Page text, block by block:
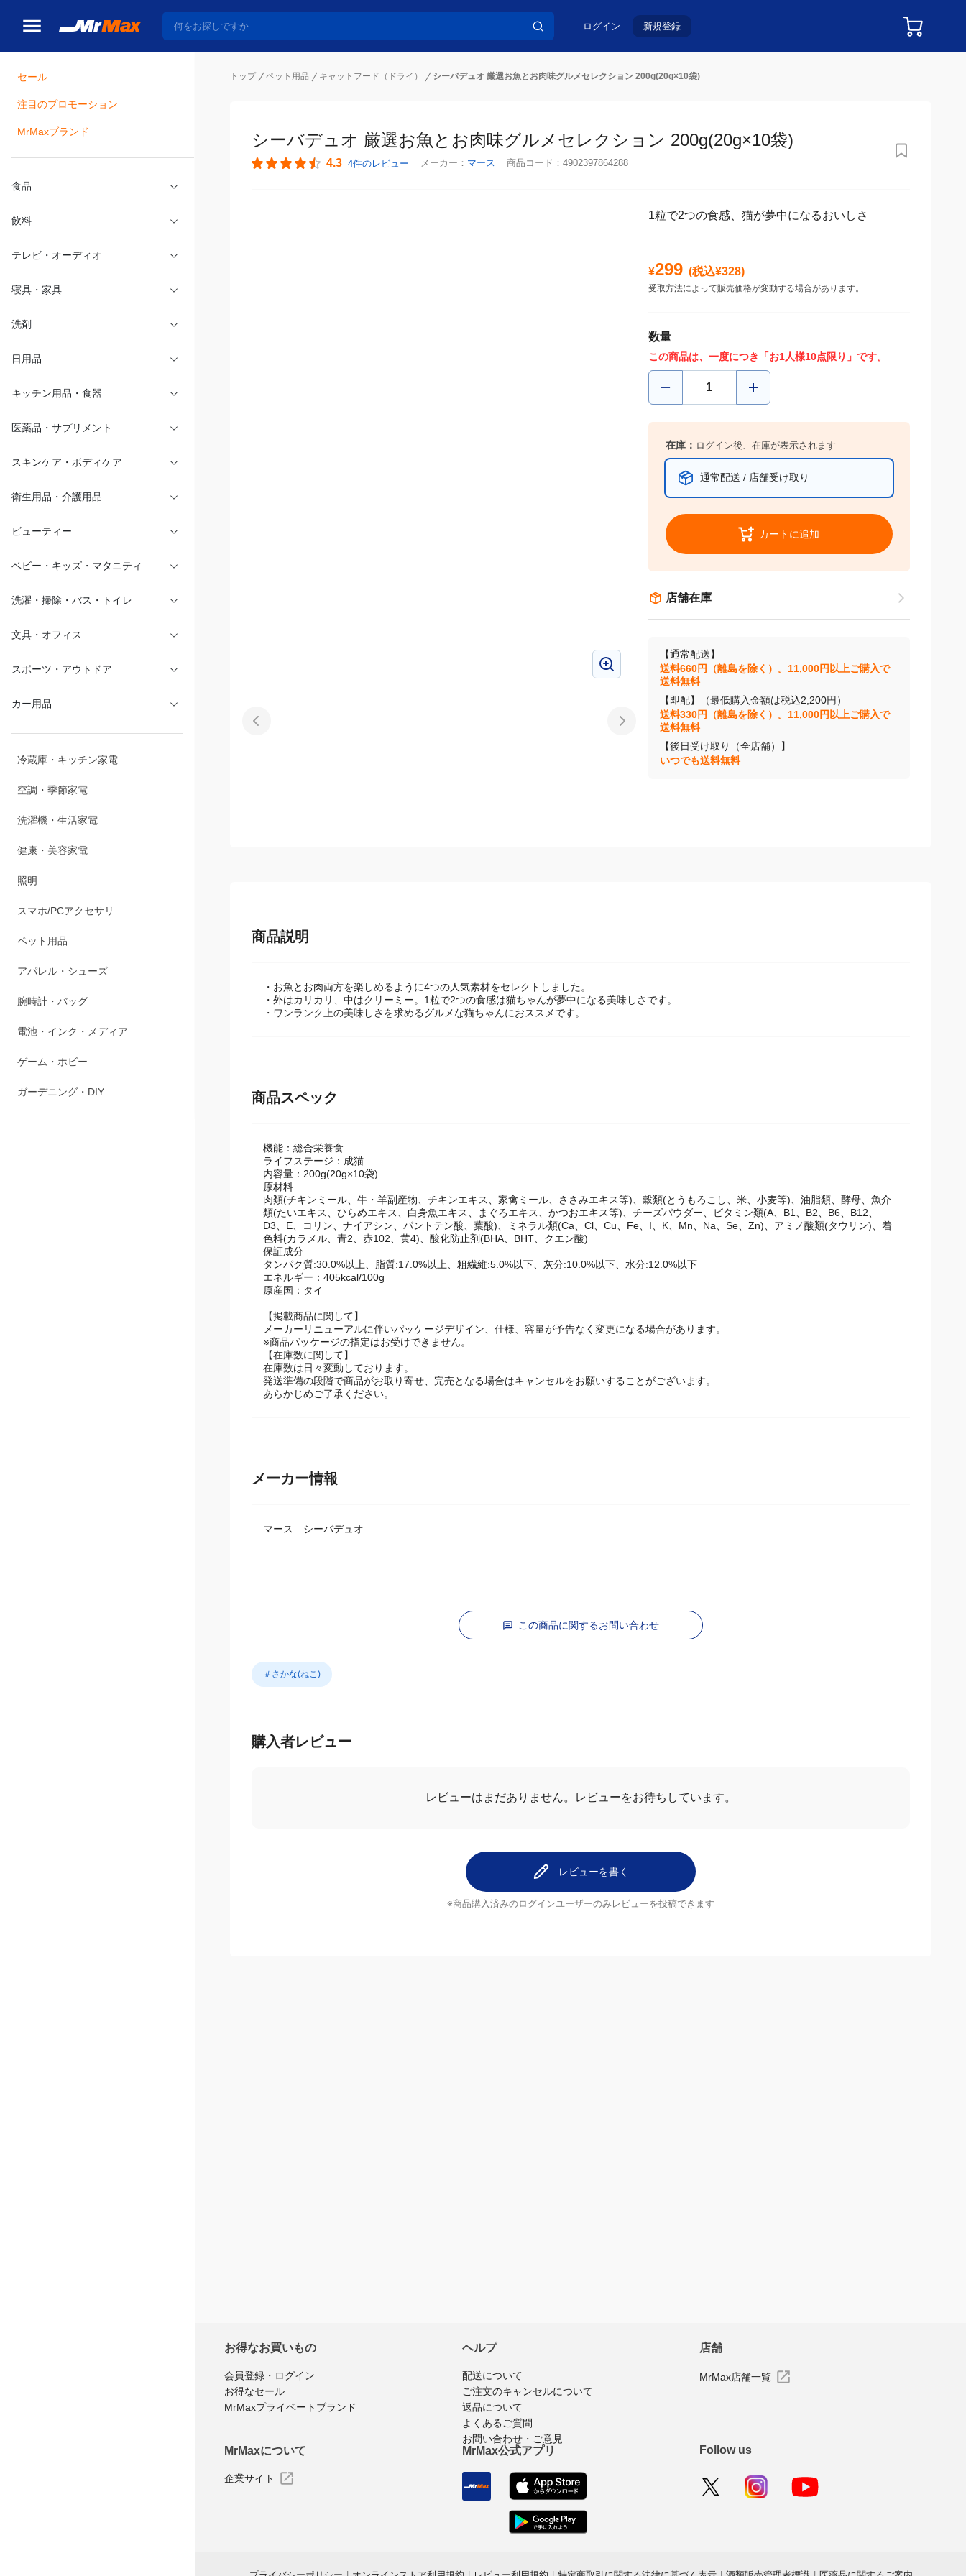
ログイン 新規登録
セール
注目のプロモーション
MrMaxブランド
食品
飲料
テレビ・オーディオ
寝具・家具
洗剤
日用品
キッチン用品・食器
医薬品・サプリメント
スキンケア・ボディケア
衛生用品・介護用品
ビューティー
ベビー・キッズ・マタニティ
洗濯・掃除・バス・トイレ
文具・オフィス
スポーツ・アウトドア
カー用品
冷蔵庫・キッチン家電
空調・季節家電
洗濯機・生活家電
健康・美容家電
照明
スマホ/PCアクセサリ
ペット用品
アパレル・シューズ
腕時計・バッグ
電池・インク・メディア
ゲーム・ホビー
ガーデニング・DIY
トップ ペット用品 キャットフード（ドライ） シーバデュオ 厳選お魚とお肉味グルメセレクション 200g(20g×10袋)
シーバデュオ 厳選お魚とお肉味グルメセレクション 200g(20g×10袋)
4.3 4件のレビュー メーカー： マース 商品コード： 4902397864288
1粒で2つの食感、猫が夢中になるおいしさ
¥299 (税込¥328)
受取方法によって販売価格が変動する場合があります。
数量
この商品は、一度につき「お1人様10点限り」です。
在庫： ログイン後、在庫が表示されます
通常配送 / 店舗受け取り
カートに追加
店舗在庫
【通常配送】
送料660円（離島を除く）。11,000円以上ご購入で
送料無料
【即配】（最低購入金額は税込2,200円）
送料330円（離島を除く）。11,000円以上ご購入で
送料無料
【後日受け取り（全店舗）】
いつでも送料無料
商品説明
・お魚とお肉両方を楽しめるように4つの人気素材をセレクトしました。
・外はカリカリ、中はクリーミー。1粒で2つの食感は猫ちゃんが夢中になる美味しさです。
・ワンランク上の美味しさを求めるグルメな猫ちゃんにおススメです。
商品スペック
機能：総合栄養食
ライフステージ：成猫
内容量：200g(20g×10袋)
原材料
肉類(チキンミール、牛・羊副産物、チキンエキス、家禽ミール、ささみエキス等)、穀類(とうもろこし、米、小麦等)、油脂類、酵母、魚介
類(たいエキス、ひらめエキス、白身魚エキス、まぐろエキス、かつおエキス等)、チーズパウダー、ビタミン類(A、B1、B2、B6、B12、
D3、E、コリン、ナイアシン、パントテン酸、葉酸)、ミネラル類(Ca、Cl、Cu、Fe、I、K、Mn、Na、Se、Zn)、アミノ酸類(タウリン)、着
色料(カラメル、青2、赤102、黄4)、酸化防止剤(BHA、BHT、クエン酸)
保証成分
タンパク質:30.0%以上、脂質:17.0%以上、粗繊維:5.0%以下、灰分:10.0%以下、水分:12.0%以下
エネルギー：405kcal/100g
原産国：タイ
【掲載商品に関して】
メーカーリニューアルに伴いパッケージデザイン、仕様、容量が予告なく変更になる場合があります。
※商品パッケージの指定はお受けできません。
【在庫数に関して】
在庫数は日々変動しております。
発送準備の段階で商品がお取り寄せ、完売となる場合はキャンセルをお願いすることがございます。
あらかじめご了承ください。
メーカー情報
マース シーバデュオ
この商品に関するお問い合わせ
＃さかな(ねこ)
購入者レビュー
レビューはまだありません。 レビューをお待ちしています。
レビューを書く
※商品購入済みのログインユーザーのみ レビューを投稿できます
お得なお買いもの
会員登録・ログイン
お得なセール
MrMaxプライベートブランド
ヘルプ
配送について
ご注文のキャンセルについて
返品について
よくあるご質問
お問い合わせ・ご意見
店舗
MrMax店舗一覧
MrMaxについて
企業サイト
MrMax公式アプリ Follow us